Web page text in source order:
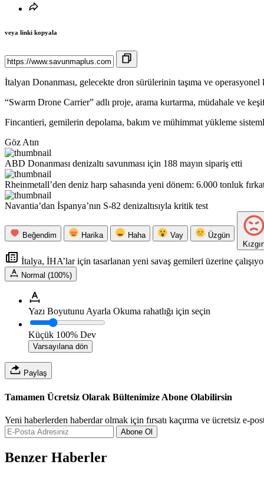
veya linki kopyala
İtalyan Donanması, gelecekte dron sürülerinin taşıma ve operasyonel
“Swarm Drone Carrier” adlı proje, arama kurtarma, müdahale ve
Fincantieri, gemilerin depolama, bakım ve mühimmat yükleme
Göz Atın
ABD Donanması denizaltı savunması için 188 mayın sipariş etti
Rheinmetall’den deniz harp sahasında yeni dönem: 6.000 tonluk
Navantia’dan İspanya’nın S-82 denizaltısıyla kritik test
Beğendim Harika Haha Vay
Üzgün
İtalya, İHA’lar için tasarlanan yeni savaş gemileri üzerine
Normal (100%)
Yazı Boyutunu Ayarla Okuma rahatlığı için seçin
Küçük 100% Dev
Varsayılana dön
Paylaş
Tamamen Ücretsiz Olarak Bültenimize Abone Olabilirsin
Yeni haberlerden haberdar olmak için fırsatı kaçırma ve ücretsiz e-
Abone Ol
Benzer Haberler